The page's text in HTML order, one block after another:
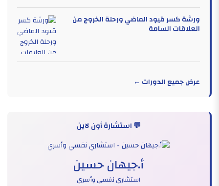
ورشة كسر قيود الماضي ورحلة الخروج من
العلاقات السامة
عرض جميع الدورات ←
💬 استشارة أون لاين
أ.جيهان حسين
استشاري نفسي وأسري